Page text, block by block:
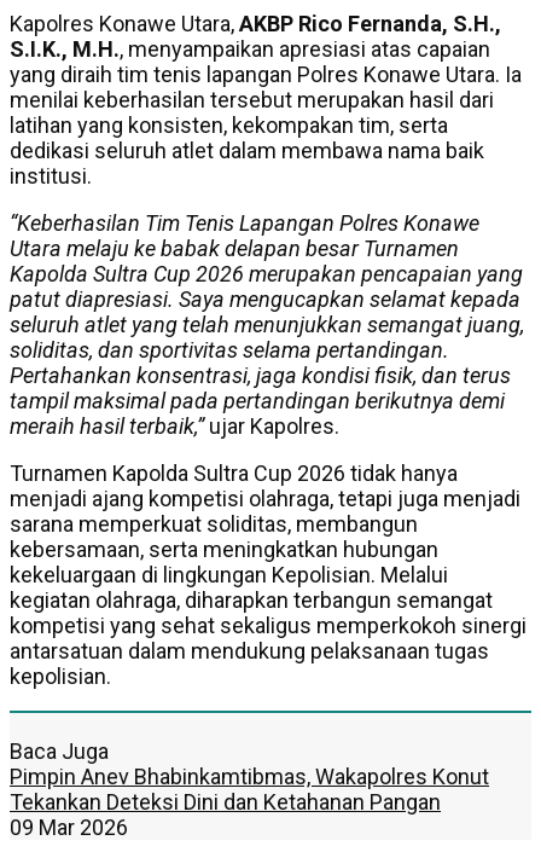
Kapolres Konawe Utara,AKBP Rico Fernanda, S.H.,
S.I.K., M.H., menyampaikan apresiasi atas capaian
yang diraih tim tenis lapangan Polres Konawe Utara. Ia
menilai keberhasilan tersebut merupakan hasil dari
latihan yang konsisten, kekompakan tim, serta
dedikasi seluruh atlet dalam membawa nama baik
institusi.
“Keberhasilan Tim Tenis Lapangan Polres Konawe
Utara melaju ke babak delapan besar Turnamen
Kapolda Sultra Cup 2026 merupakan pencapaian yang
patut diapresiasi. Saya mengucapkan selamat kepada
seluruh atlet yang telah menunjukkan semangat juang,
soliditas, dan sportivitas selama pertandingan.
Pertahankan konsentrasi, jaga kondisi fisik, dan terus
tampil maksimal pada pertandingan berikutnya demi
meraih hasil terbaik,”ujar Kapolres.
Turnamen Kapolda Sultra Cup 2026 tidak hanya
menjadi ajang kompetisi olahraga, tetapi juga menjadi
sarana memperkuat soliditas, membangun
kebersamaan, serta meningkatkan hubungan
kekeluargaan di lingkungan Kepolisian. Melalui
kegiatan olahraga, diharapkan terbangun semangat
kompetisi yang sehat sekaligus memperkokoh sinergi
antarsatuan dalam mendukung pelaksanaan tugas
kepolisian.
Baca Juga
Pimpin Anev Bhabinkamtibmas, Wakapolres Konut
Tekankan Deteksi Dini dan Ketahanan Pangan
09 Mar 2026